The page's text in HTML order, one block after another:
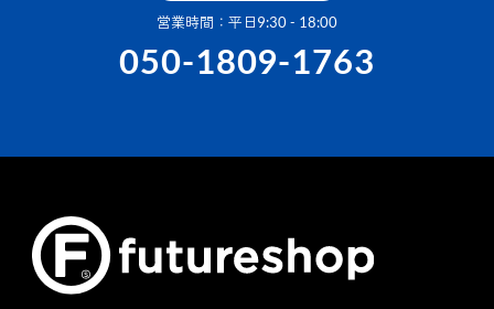
営業時間：平日9:30 - 18:00
050-1809-1763